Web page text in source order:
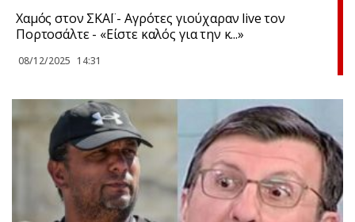
Χαμός στον ΣΚΑΪ - Αγρότες γιούχαραν live τον
Πορτοσάλτε - «Είστε καλός για την κ...»
08/12/2025 14:31